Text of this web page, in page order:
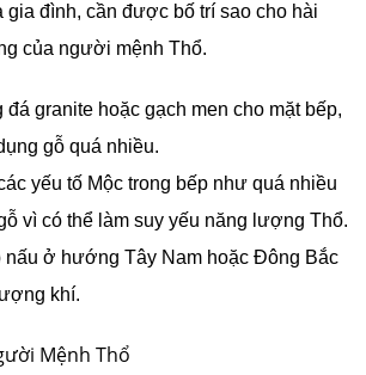
đình, cần được bố trí sao cho hài
của người mệnh Thổ.
đá granite hoặc gạch men cho mặt bếp,
gỗ quá nhiều.
yếu tố Mộc trong bếp như quá nhiều
vì có thể làm suy yếu năng lượng Thổ.
nấu ở hướng Tây Nam hoặc Đông Bắc
khí.